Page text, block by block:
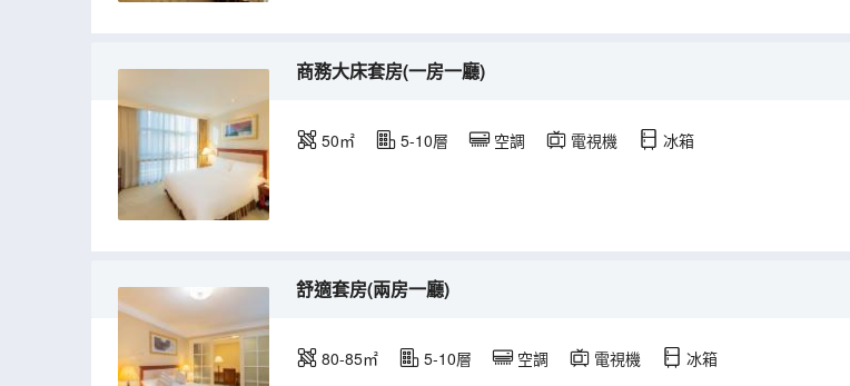
商務大床套房(一房一廳)
50㎡ 5-10層 空調 電視機 冰箱
舒適套房(兩房一廳)
80-85㎡ 5-10層 空調 電視機 冰箱